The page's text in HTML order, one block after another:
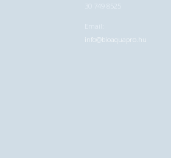
30 749 8525
Email:
info@bioaquapro.hu